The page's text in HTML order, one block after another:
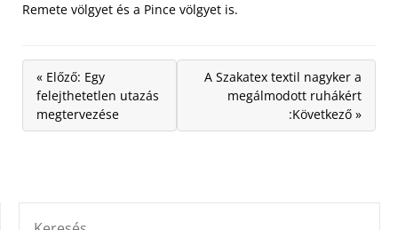
Remete völgyet és a Pince völgyet is.
« Előző: Egy
felejthetetlen utazás
megtervezése
A Szakatex textil nagyker a
megálmodott ruhákért
:Következő »